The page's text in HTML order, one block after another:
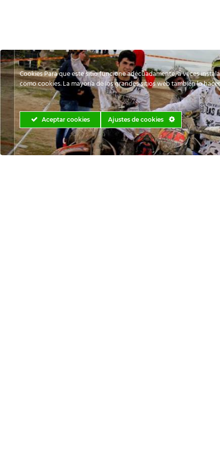
Cookies Para que este sitio funcione adecuadamente, a veces
como cookies. La mayoría de los grandes sitios web también lo
Aceptar cookies Ajustes de cookies